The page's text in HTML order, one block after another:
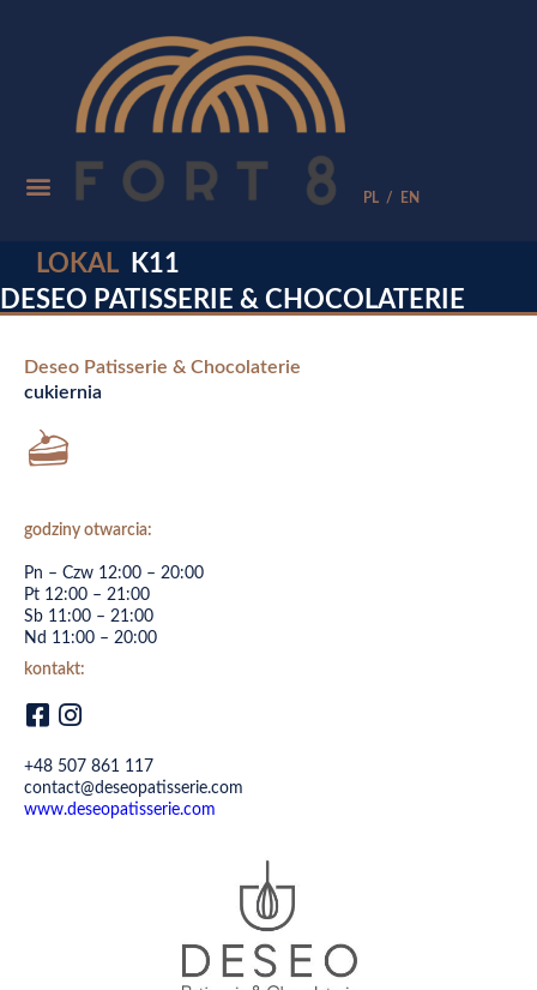
PL / EN
LOKAL
K11
DESEO PATISSERIE & CHOCOLATERIE
Deseo Patisserie & Chocolaterie
cukiernia
godziny otwarcia:
Pn – Czw 12:00 – 20:00
Pt 12:00 – 21:00
Sb 11:00 – 21:00
Nd 11:00 – 20:00
kontakt:
+48 507 861 117
contact@deseopatisserie.com
www.deseopatisserie.com